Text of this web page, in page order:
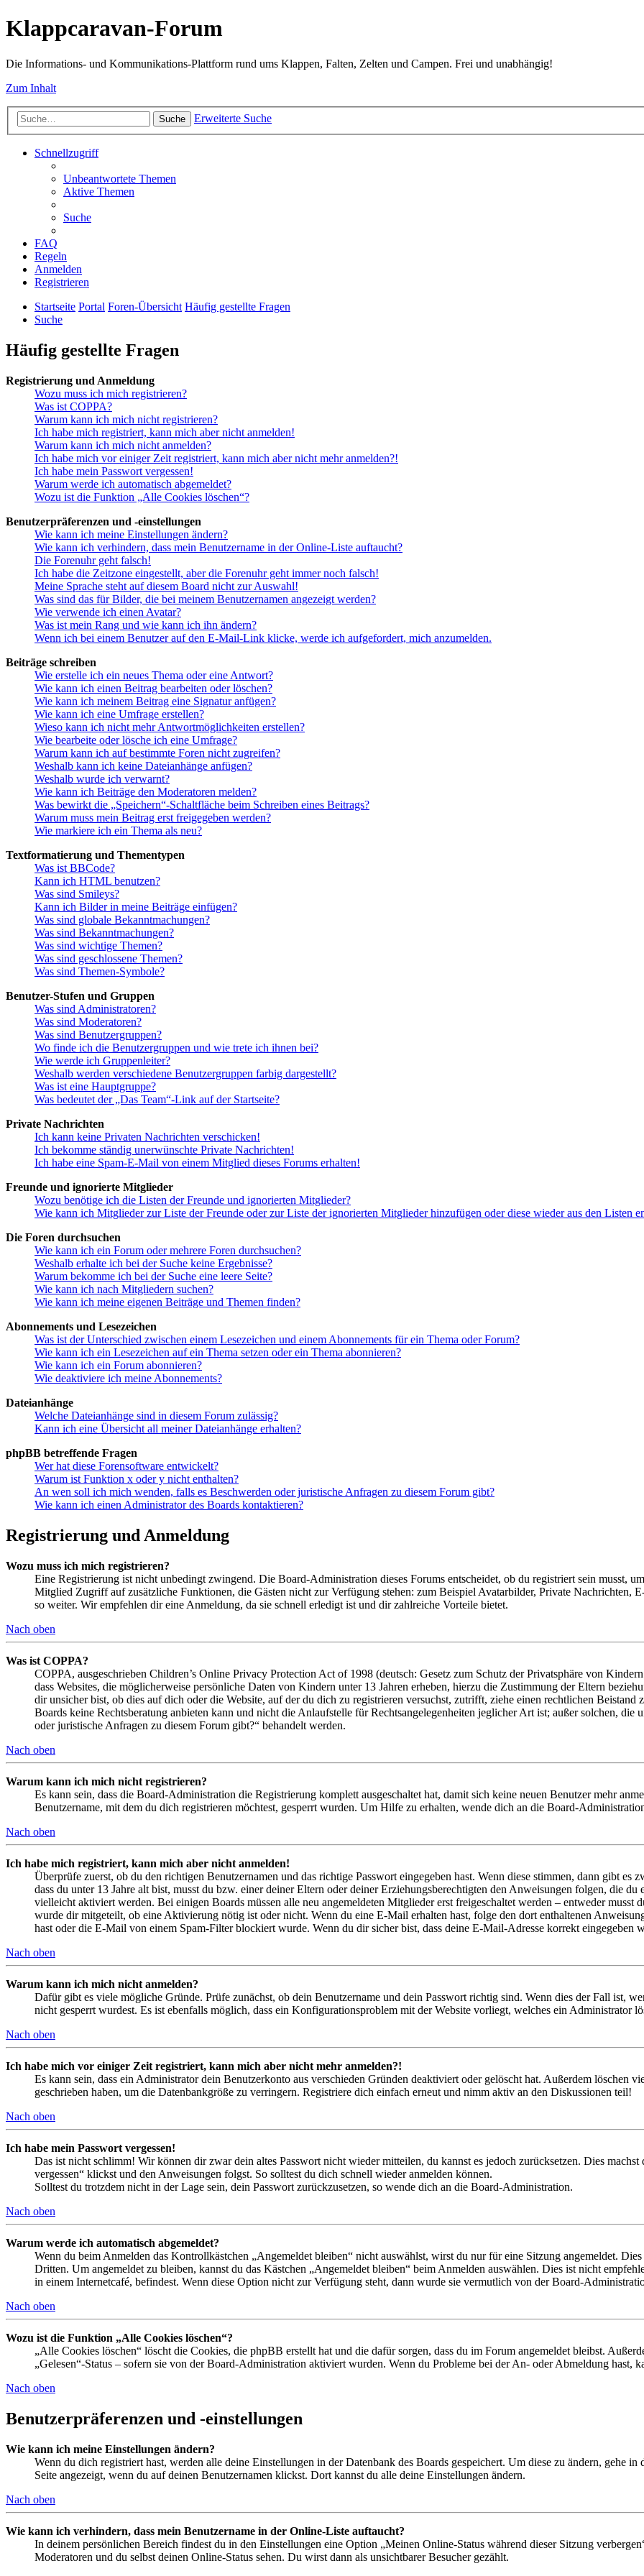
Klappcaravan-Forum
Die Informations- und Kommunikations-Plattform rund ums Klappen, Falten, Zelten und Campen. Frei und unabhängig!
Zum Inhalt
Suche Erweiterte Suche
Schnellzugriff
Unbeantwortete Themen
Aktive Themen
Suche
FAQ
Regeln
Anmelden
Registrieren
Startseite Portal Foren-Übersicht Häufig gestellte Fragen
Suche
Häufig gestellte Fragen
Registrierung und Anmeldung
Wozu muss ich mich registrieren?
Was ist COPPA?
Warum kann ich mich nicht registrieren?
Ich habe mich registriert, kann mich aber nicht anmelden!
Warum kann ich mich nicht anmelden?
Ich habe mich vor einiger Zeit registriert, kann mich aber nicht mehr anmelden?!
Ich habe mein Passwort vergessen!
Warum werde ich automatisch abgemeldet?
Wozu ist die Funktion „Alle Cookies löschen“?
Benutzerpräferenzen und -einstellungen
Wie kann ich meine Einstellungen ändern?
Wie kann ich verhindern, dass mein Benutzername in der Online-Liste auftaucht?
Die Forenuhr geht falsch!
Ich habe die Zeitzone eingestellt, aber die Forenuhr geht immer noch falsch!
Meine Sprache steht auf diesem Board nicht zur Auswahl!
Was sind das für Bilder, die bei meinem Benutzernamen angezeigt werden?
Wie verwende ich einen Avatar?
Was ist mein Rang und wie kann ich ihn ändern?
Wenn ich bei einem Benutzer auf den E-Mail-Link klicke, werde ich aufgefordert, mich anzumelden.
Beiträge schreiben
Wie erstelle ich ein neues Thema oder eine Antwort?
Wie kann ich einen Beitrag bearbeiten oder löschen?
Wie kann ich meinem Beitrag eine Signatur anfügen?
Wie kann ich eine Umfrage erstellen?
Wieso kann ich nicht mehr Antwortmöglichkeiten erstellen?
Wie bearbeite oder lösche ich eine Umfrage?
Warum kann ich auf bestimmte Foren nicht zugreifen?
Weshalb kann ich keine Dateianhänge anfügen?
Weshalb wurde ich verwarnt?
Wie kann ich Beiträge den Moderatoren melden?
Was bewirkt die „Speichern“-Schaltfläche beim Schreiben eines Beitrags?
Warum muss mein Beitrag erst freigegeben werden?
Wie markiere ich ein Thema als neu?
Textformatierung und Thementypen
Was ist BBCode?
Kann ich HTML benutzen?
Was sind Smileys?
Kann ich Bilder in meine Beiträge einfügen?
Was sind globale Bekanntmachungen?
Was sind Bekanntmachungen?
Was sind wichtige Themen?
Was sind geschlossene Themen?
Was sind Themen-Symbole?
Benutzer-Stufen und Gruppen
Was sind Administratoren?
Was sind Moderatoren?
Was sind Benutzergruppen?
Wo finde ich die Benutzergruppen und wie trete ich ihnen bei?
Wie werde ich Gruppenleiter?
Weshalb werden verschiedene Benutzergruppen farbig dargestellt?
Was ist eine Hauptgruppe?
Was bedeutet der „Das Team“-Link auf der Startseite?
Private Nachrichten
Ich kann keine Privaten Nachrichten verschicken!
Ich bekomme ständig unerwünschte Private Nachrichten!
Ich habe eine Spam-E-Mail von einem Mitglied dieses Forums erhalten!
Freunde und ignorierte Mitglieder
Wozu benötige ich die Listen der Freunde und ignorierten Mitglieder?
Wie kann ich Mitglieder zur Liste der Freunde oder zur Liste der ignorierten Mitglieder hinzufügen oder diese wieder aus den Listen
Die Foren durchsuchen
Wie kann ich ein Forum oder mehrere Foren durchsuchen?
Weshalb erhalte ich bei der Suche keine Ergebnisse?
Warum bekomme ich bei der Suche eine leere Seite?
Wie kann ich nach Mitgliedern suchen?
Wie kann ich meine eigenen Beiträge und Themen finden?
Abonnements und Lesezeichen
Was ist der Unterschied zwischen einem Lesezeichen und einem Abonnements für ein Thema oder Forum?
Wie kann ich ein Lesezeichen auf ein Thema setzen oder ein Thema abonnieren?
Wie kann ich ein Forum abonnieren?
Wie deaktiviere ich meine Abonnements?
Dateianhänge
Welche Dateianhänge sind in diesem Forum zulässig?
Kann ich eine Übersicht all meiner Dateianhänge erhalten?
phpBB betreffende Fragen
Wer hat diese Forensoftware entwickelt?
Warum ist Funktion x oder y nicht enthalten?
An wen soll ich mich wenden, falls es Beschwerden oder juristische Anfragen zu diesem Forum gibt?
Wie kann ich einen Administrator des Boards kontaktieren?
Registrierung und Anmeldung
Wozu muss ich mich registrieren?
Eine Registrierung ist nicht unbedingt zwingend. Die Board-Administration dieses Forums entscheidet, ob du registriert sein musst,
Mitglied Zugriff auf zusätzliche Funktionen, die Gästen nicht zur Verfügung stehen: zum Beispiel Avatarbilder, Private Nachrichten,
so weiter. Wir empfehlen dir eine Anmeldung, da sie schnell erledigt ist und dir zahlreiche Vorteile bietet.
Nach oben
Was ist COPPA?
COPPA, ausgeschrieben Children’s Online Privacy Protection Act of 1998 (deutsch: Gesetz zum Schutz der Privatsphäre von
dass Websites, die möglicherweise persönliche Daten von Kindern unter 13 Jahren erheben, hierzu die Zustimmung der Eltern
dir unsicher bist, ob dies auf dich oder die Website, auf der du dich zu registrieren versuchst, zutrifft, ziehe einen rechtlichen
Boards keine Rechtsberatung anbieten kann und nicht die Anlaufstelle für Rechtsangelegenheiten jeglicher Art ist; außer solchen,
oder juristische Anfragen zu diesem Forum gibt?“ behandelt werden.
Nach oben
Warum kann ich mich nicht registrieren?
Es kann sein, dass die Board-Administration die Registrierung komplett ausgeschaltet hat, damit sich keine neuen Benutzer mehr
Benutzername, mit dem du dich registrieren möchtest, gesperrt wurden. Um Hilfe zu erhalten, wende dich an die Board-
Nach oben
Ich habe mich registriert, kann mich aber nicht anmelden!
Überprüfe zuerst, ob du den richtigen Benutzernamen und das richtige Passwort eingegeben hast. Wenn diese stimmen, dann gibt es
dass du unter 13 Jahre alt bist, musst du bzw. einer deiner Eltern oder deiner Erziehungsberechtigten den Anweisungen folgen, die
vielleicht aktiviert werden. Bei einigen Boards müssen alle neu angemeldeten Mitglieder erst freigeschaltet werden – entweder musst
wurde dir mitgeteilt, ob eine Aktivierung nötig ist oder nicht. Wenn du eine E-Mail erhalten hast, folge den dort enthaltenen
hast oder die E-Mail von einem Spam-Filter blockiert wurde. Wenn du dir sicher bist, dass deine E-Mail-Adresse korrekt eingegeben
Nach oben
Warum kann ich mich nicht anmelden?
Dafür gibt es viele mögliche Gründe. Prüfe zunächst, ob dein Benutzername und dein Passwort richtig sind. Wenn dies der Fall ist,
nicht gesperrt wurdest. Es ist ebenfalls möglich, dass ein Konfigurationsproblem mit der Website vorliegt, welches ein Administrator
Nach oben
Ich habe mich vor einiger Zeit registriert, kann mich aber nicht mehr anmelden?!
Es kann sein, dass ein Administrator dein Benutzerkonto aus verschieden Gründen deaktiviert oder gelöscht hat. Außerdem löschen
geschrieben haben, um die Datenbankgröße zu verringern. Registriere dich einfach erneut und nimm aktiv an den Diskussionen teil!
Nach oben
Ich habe mein Passwort vergessen!
Das ist nicht schlimm! Wir können dir zwar dein altes Passwort nicht wieder mitteilen, du kannst es jedoch zurücksetzen. Dies
vergessen“ klickst und den Anweisungen folgst. So solltest du dich schnell wieder anmelden können.
Solltest du trotzdem nicht in der Lage sein, dein Passwort zurückzusetzen, so wende dich an die Board-Administration.
Nach oben
Warum werde ich automatisch abgemeldet?
Wenn du beim Anmelden das Kontrollkästchen „Angemeldet bleiben“ nicht auswählst, wirst du nur für eine Sitzung angemeldet.
Dritten. Um angemeldet zu bleiben, kannst du das Kästchen „Angemeldet bleiben“ beim Anmelden auswählen. Dies ist nicht
in einem Internetcafé, befindest. Wenn diese Option nicht zur Verfügung steht, dann wurde sie vermutlich von der Board-
Nach oben
Wozu ist die Funktion „Alle Cookies löschen“?
„Alle Cookies löschen“ löscht die Cookies, die phpBB erstellt hat und die dafür sorgen, dass du im Forum angemeldet bleibst.
„Gelesen“-Status – sofern sie von der Board-Administration aktiviert wurden. Wenn du Probleme bei der An- oder Abmeldung hast,
Nach oben
Benutzerpräferenzen und -einstellungen
Wie kann ich meine Einstellungen ändern?
Wenn du dich registriert hast, werden alle deine Einstellungen in der Datenbank des Boards gespeichert. Um diese zu ändern, gehe
Seite angezeigt, wenn du auf deinen Benutzernamen klickst. Dort kannst du alle deine Einstellungen ändern.
Nach oben
Wie kann ich verhindern, dass mein Benutzername in der Online-Liste auftaucht?
In deinem persönlichen Bereich findest du in den Einstellungen eine Option „Meinen Online-Status während dieser Sitzung
Moderatoren und du selbst deinen Online-Status sehen. Du wirst dann als unsichtbarer Besucher gezählt.